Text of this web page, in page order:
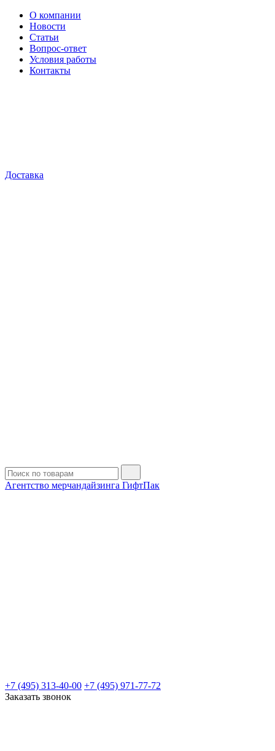
О компании
Новости
Статьи
Вопрос-ответ
Условия работы
Контакты
Доставка
Агентство мерчандайзинга ГифтПак
+7 (495) 313-40-00 +7 (495) 971-77-72
Заказать звонок